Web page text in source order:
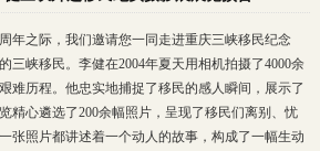
年之际，我们邀请您一同走进重庆三峡移民纪念
三峡移民。李健在2004年夏天用相机拍摄了4000余
难历程。他忠实地捕捉了移民的感人瞬间，展示了
精心遴选了200余幅照片，呈现了移民们离别、忧
张照片都讲述着一个动人的故事，构成了一幅生动